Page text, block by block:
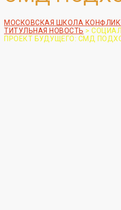
МОСКОВСКАЯ ШКОЛА
ТИТУЛЬНАЯ НОВОСТЬ >
ПРОЕКТ БУДУЩЕГО: СМД